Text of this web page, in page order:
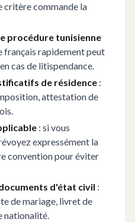
critère commande la
procédure tunisienne
français rapidement peut
cas de litispendance.
de résidence :
attestation de
: si vous
expressément la
convention pour éviter
d'état civil :
de mariage, livret de
nationalité.